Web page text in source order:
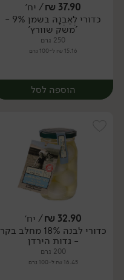
יח׳
37.90
₪/ יח׳
כדורי לְאַבְנָהּ בשמן 9% -
'משק שוורץ'
250 גרם
15.16 ₪ ל-100 גרם
הוספה לסל
יח׳
32.90
₪/ יח׳
כדורי לבנה 18% מחלב בקר
- גדות הירדן
200 גרם
16.45 ₪ ל-100 גרם